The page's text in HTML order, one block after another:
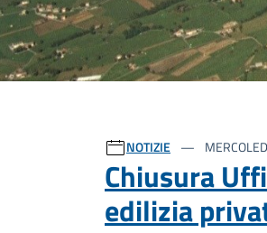
Ultime notizie
NOTIZIE
Chiusura
edilizia